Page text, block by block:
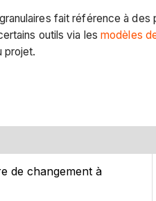
fait référence à
outils via lesmodèles
projet.
de changement à